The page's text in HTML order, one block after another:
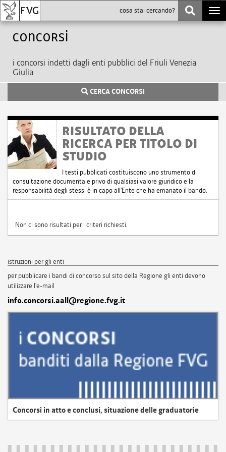
Concorsi
i concorsi indetti dagli enti pubblici del Friuli Venezia
Giulia
CERCA CONCORSI
RISULTATO DELLA
RICERCA PER TITOLO DI
STUDIO
I testi pubblicati costituiscono uno strumento di
consultazione documentale privo di qualsiasi valore giuridico e la
responsabilità degli stessi è in capo all'Ente che ha emanato il bando.
Non ci sono risultati per i criteri richiesti.
istruzioni per gli enti
per pubblicare i bandi di concorso sul sito della Regione gli enti devono
utilizzare l'e-mail
info.concorsi.aall@regione.fvg.it
Concorsi in atto e conclusi, situazione delle graduatorie